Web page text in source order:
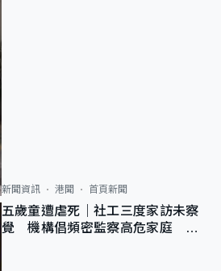
新聞資訊 港聞 首頁新聞
五歲童遭虐死｜社工三度家訪未察
覺 機構倡頻密監察高危家庭 管